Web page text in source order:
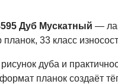
Дуб Мускатный —
33 класс
дуба и
планок создаёт